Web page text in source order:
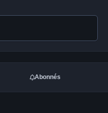
Abonnés